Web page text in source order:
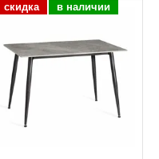
скидка в наличии